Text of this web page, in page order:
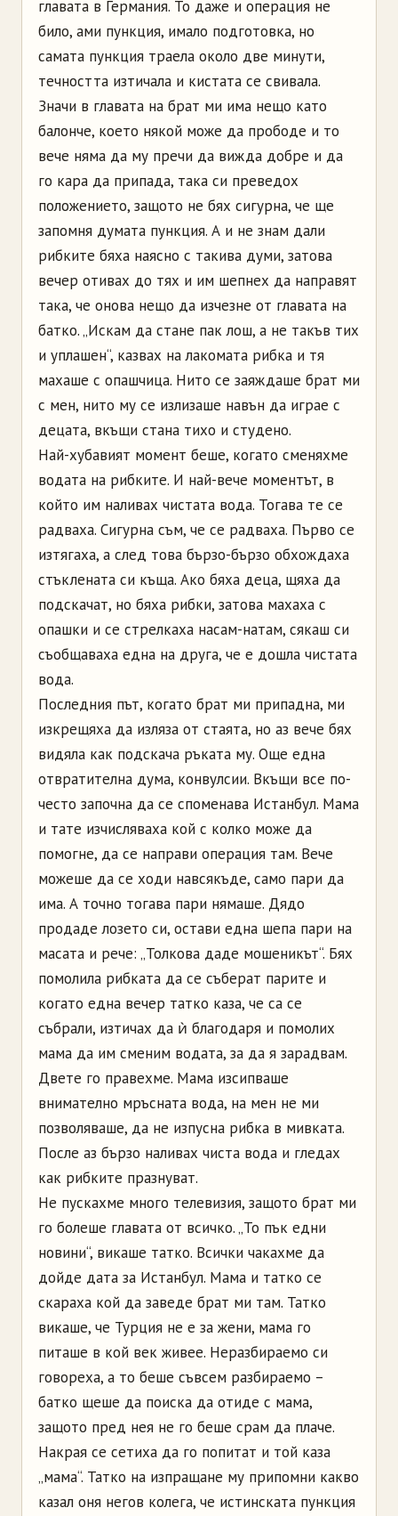
главата в Германия. То даже и операция не
било, ами пункция, имало подготовка, но
самата пункция траела около две минути,
течността изтичала и кистата се свивала.
Значи в главата на брат ми има нещо като
балонче, което някой може да прободе и то
вече няма да му пречи да вижда добре и да
го кара да припада, така си преведох
положението, защото не бях сигурна, че ще
запомня думата пункция. А и не знам дали
рибките бяха наясно с такива думи, затова
вечер отивах до тях и им шепнех да направят
така, че онова нещо да изчезне от главата на
батко. „Искам да стане пак лош, а не такъв тих
и уплашен“, казвах на лакомата рибка и тя
махаше с опашчица. Нито се заяждаше брат ми
с мен, нито му се излизаше навън да играе с
децата, вкъщи стана тихо и студено.
Най-хубавият момент беше, когато сменяхме
водата на рибките. И най-вече моментът, в
който им наливах чистата вода. Тогава те се
радваха. Сигурна съм, че се радваха. Първо се
изтягаха, а след това бързо-бързо обхождаха
стъклената си къща. Ако бяха деца, щяха да
подскачат, но бяха рибки, затова махаха с
опашки и се стрелкаха насам-натам, сякаш си
съобщаваха една на друга, че е дошла чистата
вода.
Последния път, когато брат ми припадна, ми
изкрещяха да изляза от стаята, но аз вече бях
видяла как подскача ръката му. Още една
отвратителна дума, конвулсии. Вкъщи все по-
често започна да се споменава Истанбул. Мама
и тате изчисляваха кой с колко може да
помогне, да се направи операция там. Вече
можеше да се ходи навсякъде, само пари да
има. А точно тогава пари нямаше. Дядо
продаде лозето си, остави една шепа пари на
масата и рече: „Толкова даде мошеникът“. Бях
помолила рибката да се съберат парите и
когато една вечер татко каза, че са се
събрали, изтичах да ѝ благодаря и помолих
мама да им сменим водата, за да я зарадвам.
Двете го правехме. Мама изсипваше
внимателно мръсната вода, на мен не ми
позволяваше, да не изпусна рибка в мивката.
После аз бързо наливах чиста вода и гледах
как рибките празнуват.
Не пускахме много телевизия, защото брат ми
го болеше главата от всичко. „То пък едни
новини“, викаше татко. Всички чакахме да
дойде дата за Истанбул. Мама и татко се
скараха кой да заведе брат ми там. Татко
викаше, че Турция не е за жени, мама го
питаше в кой век живее. Неразбираемо си
говореха, а то беше съвсем разбираемо –
батко щеше да поиска да отиде с мама,
защото пред нея не го беше срам да плаче.
Накрая се сетиха да го попитат и той каза
„мама“. Татко на изпращане му припомни какво
казал оня негов колега, че истинската пункция